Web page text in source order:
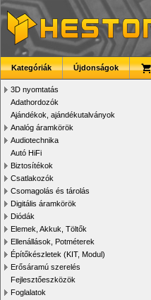
Kategóriák Újdonságok
3D nyomtatás
Adathordozók
Ajándékok, ajándékutalványok
Analóg áramkörök
Audiotechnika
Autó HiFi
Biztosítékok
Csatlakozók
Csomagolás és tárolás
Digitális áramkörök
Diódák
Elemek, Akkuk, Töltők
Ellenállások, Potméterek
Építőkészletek (KIT, Modul)
Erősáramú szerelés
Fejlesztőeszközök
Foglalatok